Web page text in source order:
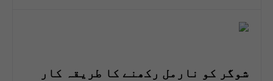
شوگر کو نارمل رکھنے کا طریقہ کار